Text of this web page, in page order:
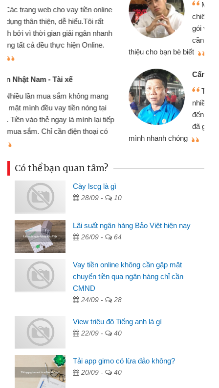
Mình cần tiền gấp nên định cầm cố
chiếc xe wave nhưng thật may đã có
gói vay tiền bằng CMND online không
cần gặp mặt nên rất tiện lợi, sẽ giới
thiệu cho bạn bè biết
Cấn Văn Lực - Tạp hóa
Tôi kinh doanh buôn bán nhỏ lẻ
nhiều lúc cần vốn nhập hàng, nhờ biết
đến website qua bạn bè giới thiệu tôi
đã giải quyết được công việc của
Có thể bạn quan tâm?
Cày lscg là gì
28/09 - 10
Lãi suất ngân hàng Bảo Việt hiện nay
26/09 - 64
Vay tiền online không cần gặp mặt
chuyển tiền qua ngân hàng chỉ cần
CMND
24/09 - 28
View triệu đô Tiếng anh là gì
22/09 - 40
Tải app gimo có lừa đảo không?
20/09 - 40